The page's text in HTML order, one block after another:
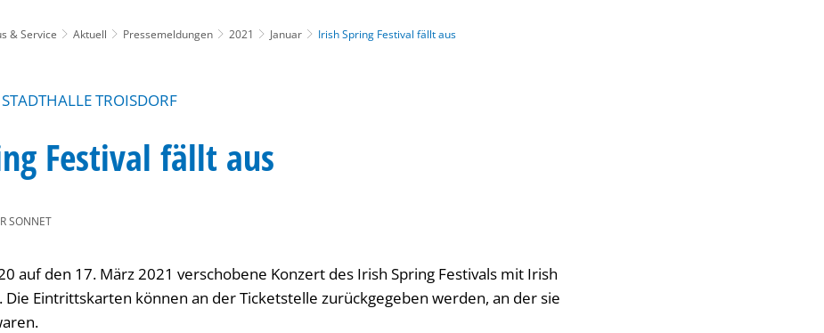
& Service Aktuell Pressemeldungen 2021 Januar Irish Spring Festival fällt aus
TROISDORF
Festival fällt aus
SONNET
auf den 17. März 2021 verschobene Konzert des Irish Spring Festivals mit Irish
Die Eintrittskarten können an der Ticketstelle zurückgegeben werden, an der sie